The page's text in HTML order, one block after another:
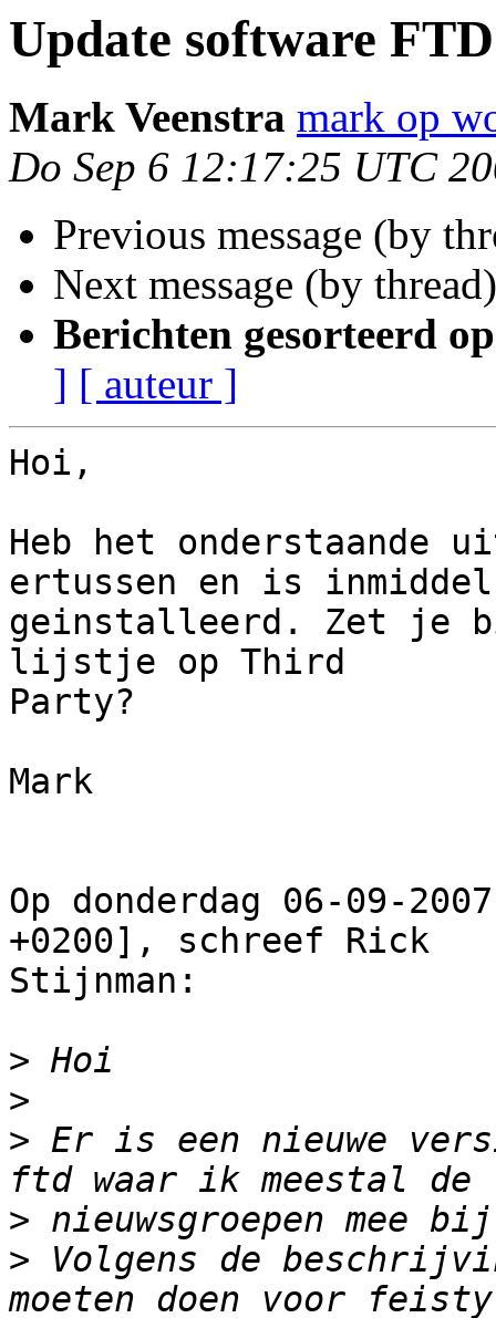
Update software FTD
Mark Veenstra mark op
Do Sep 6 12:17:25 UTC
Previous message (by
Next message (by
Berichten gesorteerd
] [ auteur ]
Hoi,
Heb het onderstaande
ertussen en is
geinstalleerd. Zet je
lijstje op Third
Party?
Mark
Op donderdag 06-09-
+0200], schreef Rick
Stijnman:
>
>
> Er is een nieuwe
>
> Volgens de